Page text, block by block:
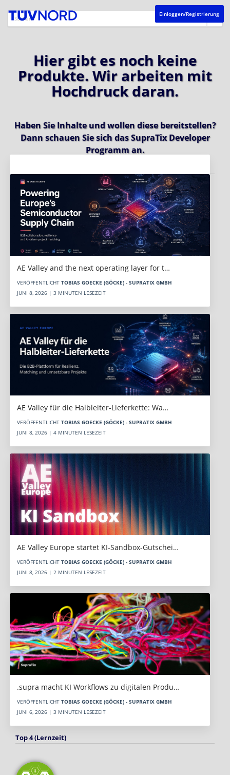
Einloggen/Registrierung
Hier gibt es noch keine
Produkte. Wir arbeiten mit
Hochdruck daran.
Haben Sie Inhalte und wollen diese bereitstellen?
Dann schauen Sie sich dasSupraTix Developer
Programman.
AE Valley and the next operating layer for t…
VERÖFFENTLICHT TOBIAS GOECKE (GÖCKE) - SUPRATIX GMBH
JUNI 8, 2026 | 3 MINUTEN LESEZEIT
AE Valley für die Halbleiter-Lieferkette: Wa…
VERÖFFENTLICHT TOBIAS GOECKE (GÖCKE) - SUPRATIX GMBH
JUNI 8, 2026 | 4 MINUTEN LESEZEIT
AE Valley Europe startet KI-Sandbox-Gutschei…
VERÖFFENTLICHT TOBIAS GOECKE (GÖCKE) - SUPRATIX GMBH
JUNI 8, 2026 | 2 MINUTEN LESEZEIT
.supra macht KI Workflows zu digitalen Produ…
VERÖFFENTLICHT TOBIAS GOECKE (GÖCKE) - SUPRATIX GMBH
JUNI 6, 2026 | 3 MINUTEN LESEZEIT
Top 4 (Lernzeit)